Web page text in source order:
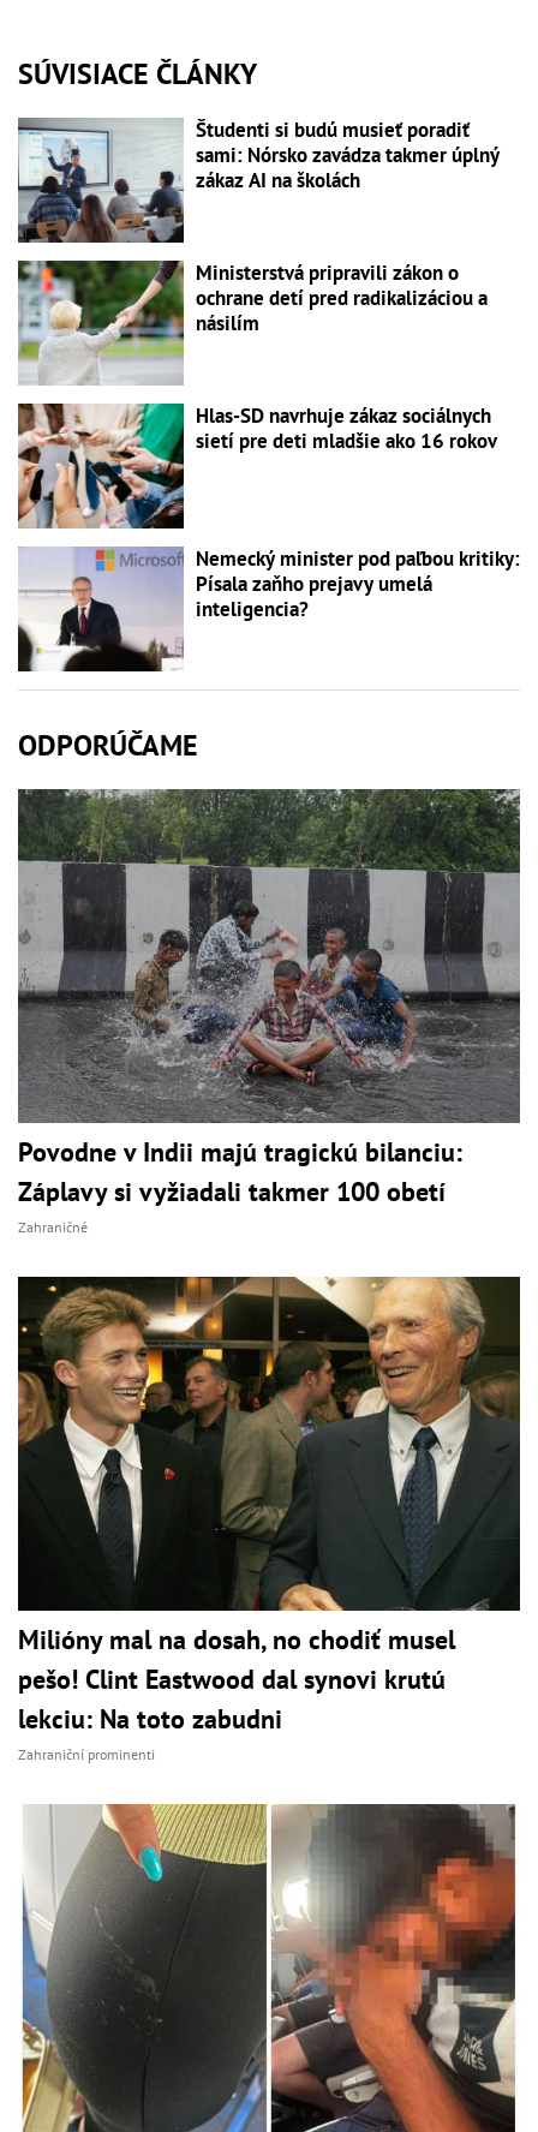
SÚVISIACE ČLÁNKY
Študenti si budú musieť poradiť
sami: Nórsko zavádza takmer úplný
zákaz AI na školách
Ministerstvá pripravili zákon o
ochrane detí pred radikalizáciou a
násilím
Hlas-SD navrhuje zákaz sociálnych
sietí pre deti mladšie ako 16 rokov
Nemecký minister pod paľbou kritiky:
Písala zaňho prejavy umelá
inteligencia?
ODPORÚČAME
Povodne v Indii majú tragickú bilanciu:
Záplavy si vyžiadali takmer 100 obetí
Zahraničné
Milióny mal na dosah, no chodiť musel
pešo! Clint Eastwood dal synovi krutú
lekciu: Na toto zabudni
Zahraniční prominenti